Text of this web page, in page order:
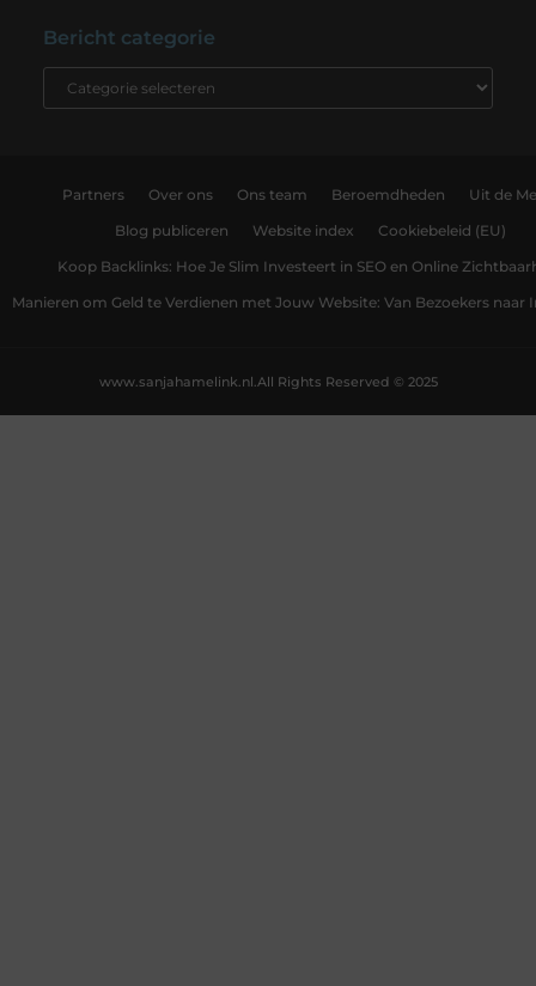
Bericht categorie
Partners Over ons Ons team Beroemdheden Uit de
Blog publiceren Website index Cookiebeleid (EU)
Koop Backlinks: Hoe Je Slim Investeert in SEO en Online
Manieren om Geld te Verdienen met Jouw Website: Van Bezoekers naar
All Rights Reserved © 2025
www.sanjahamelink.nl.